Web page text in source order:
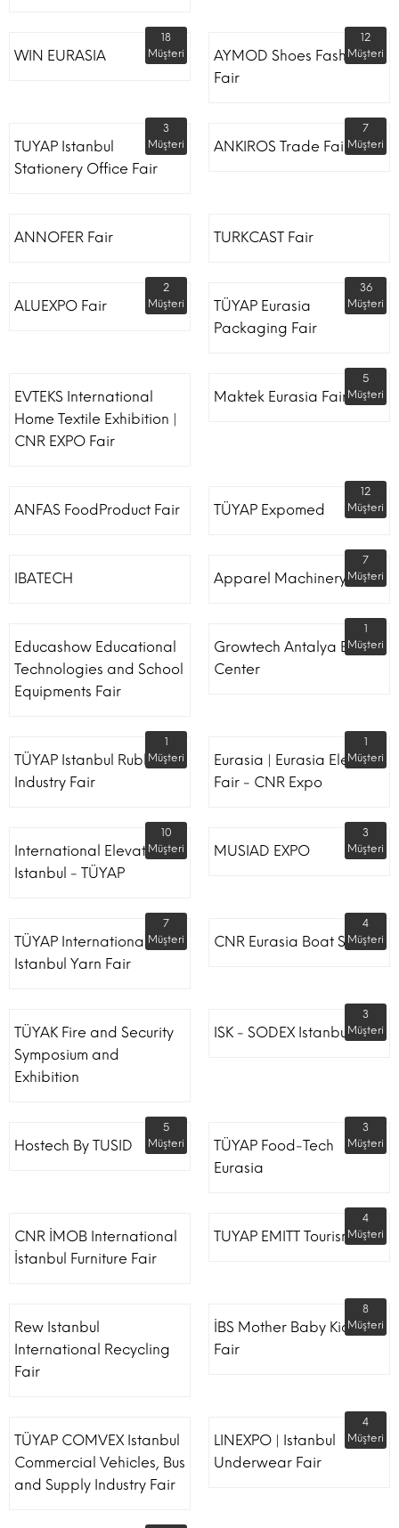
WIN EURASIA
18
Müşteri
AYMOD Shoes Fashion
Fair
12
Müşteri
TUYAP Istanbul
Stationery Office Fair
3
Müşteri
ANKIROS Trade Fairs
7
Müşteri
ANNOFER Fair TURKCAST Fair
ALUEXPO Fair
2
Müşteri
TÜYAP Eurasia
Packaging Fair
36
Müşteri
EVTEKS International
Home Textile Exhibition |
CNR EXPO Fair
Maktek Eurasia Fair
5
Müşteri
ANFAS FoodProduct Fair TÜYAP Expomed
12
Müşteri
IBATECH Apparel Machinery Fair
7
Müşteri
Educashow Educational
Technologies and School
Equipments Fair
Growtech Antalya Expo
Center
1
Müşteri
TÜYAP Istanbul Rubber
Industry Fair
1
Müşteri
Eurasia | Eurasia Elevator
Fair - CNR Expo
1
Müşteri
International Elevator
Istanbul - TÜYAP
10
Müşteri
MUSIAD EXPO
3
Müşteri
TÜYAP International
Istanbul Yarn Fair
7
Müşteri
CNR Eurasia Boat Show
4
Müşteri
TÜYAK Fire and Security
Symposium and
Exhibition
ISK - SODEX Istanbul
3
Müşteri
Hostech By TUSID
5
Müşteri
TÜYAP Food-Tech
Eurasia
3
Müşteri
CNR İMOB International
İstanbul Furniture Fair
TUYAP EMITT Tourism Fair
4
Müşteri
Rew Istanbul
International Recycling
Fair
İBS Mother Baby Kids
Fair
8
Müşteri
TÜYAP COMVEX Istanbul
Commercial Vehicles, Bus
and Supply Industry Fair
LINEXPO | Istanbul
Underwear Fair
4
Müşteri